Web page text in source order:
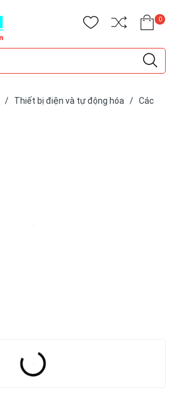
0
/ Thiết bị điện và tự động hóa / Các